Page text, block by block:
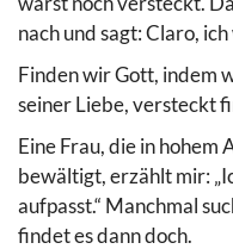
nach und sagt: Claro,
Finden wir Gott, indem
seiner Liebe, versteckt
Eine Frau, die in hohem
bewältigt, erzählt mir:
aufpasst.“ Manchmal
findet es dann doch.